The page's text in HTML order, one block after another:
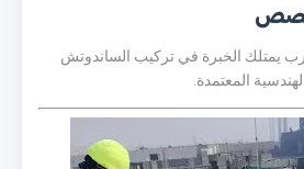
يمتلك الخبرة في تركيب الساندوتش
المعتمدة.